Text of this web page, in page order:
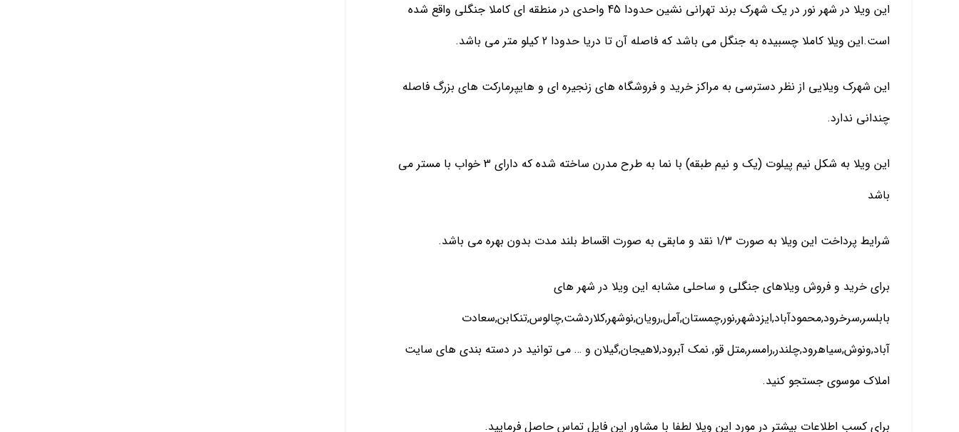
این ویلا در شهر نور در یک شهرک برند تهرانی نشین حدودا 45 واحدی در منطقه ای کاملا جنگلی واقع شده
است.این ویلا کاملا چسبیده به جنگل می باشد که فاصله آن تا دریا حدودا 2 کیلو متر می باشد.
این شهرک ویلایی از نظر دسترسی به مراکز خرید و فروشگاه های زنجیره ای و هایپرمارکت های بزرگ فاصله
چندانی ندارد.
این ویلا به شکل نیم پیلوت (یک و نیم طبقه) با نما به طرح مدرن ساخته شده که دارای 3 خواب با مستر می
باشد
شرایط پرداخت این ویلا به صورت ۱/۳ نقد و مابقی به صورت اقساط بلند مدت بدون بهره می باشد.
برای خرید و فروش ویلاهای جنگلی و ساحلی مشابه این ویلا در شهر های
بابلسر,سرخرود,محمودآباد,ایزدشهر,نور,چمستان,آمل,رویان,نوشهر,کلاردشت,چالوس,تنکابن,سعادت
آباد,ونوش,سیاهرود,چلندر,رامسر,متل قو, نمک آبرود,لاهیجان,گیلان و … می توانید در دسته بندی های سایت
املاک موسوی جستجو کنید.
برای کسب اطلاعات بیشتر در مورد این ویلا لطفا با مشاور این فایل تماس حاصل فرمایید.